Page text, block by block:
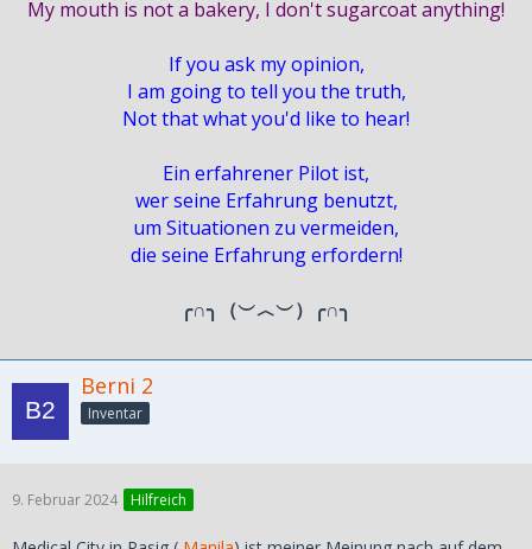
My mouth is not a bakery, I don't sugarcoat anything!
If you ask my opinion,
I am going to tell you the truth,
Not that what you'd like to hear!
Ein erfahrener Pilot ist,
wer seine Erfahrung benutzt,
um Situationen zu vermeiden,
die seine Erfahrung erfordern!
╭∩╮（︶︿︶）╭∩╮
Berni 2
Inventar
9. Februar 2024 Hilfreich